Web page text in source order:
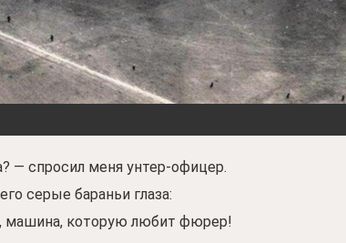
— спросил меня унтер-офицер.
серые бараньи глаза:
машина, которую любит фюрер!